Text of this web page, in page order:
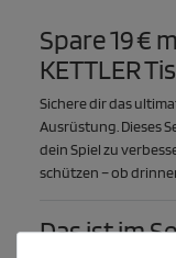
Spare 19 €
KETTLER
Sichere dir das
Ausrüstung. Dieses
dein Spiel zu
schützen – ob
Das ist im